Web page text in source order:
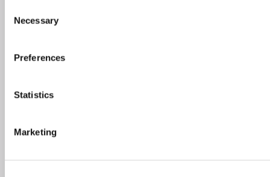
Selection
Necessary
Preferences
Statistics
Marketing